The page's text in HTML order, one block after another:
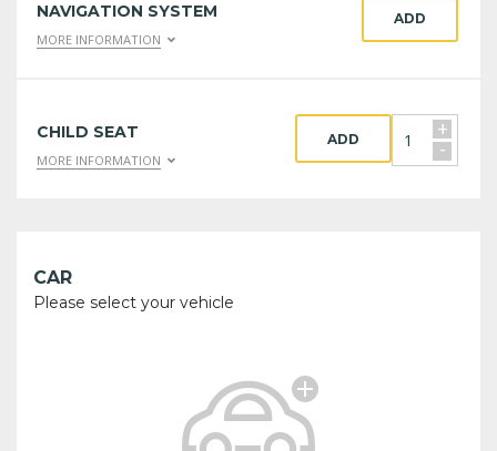
NAVIGATION SYSTEM
MORE INFORMATION
ADD
CHILD SEAT
MORE INFORMATION
+
-
ADD
CAR
Please select your vehicle